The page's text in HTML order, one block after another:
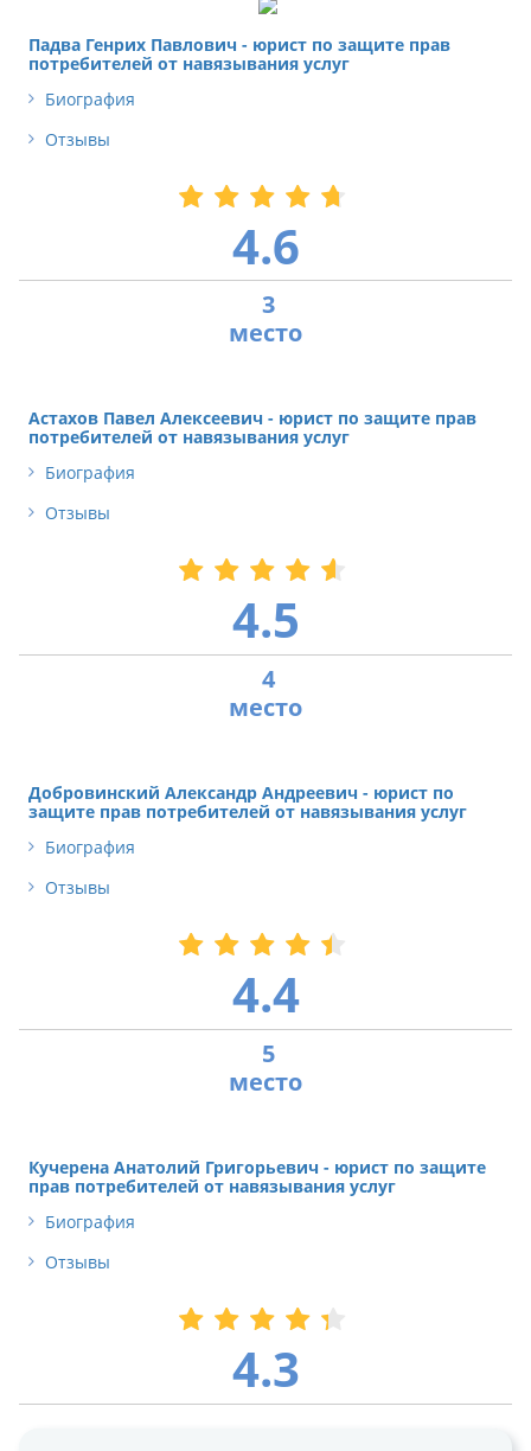
Падва Генрих Павлович - юрист по защите прав
потребителей от навязывания услуг
Биография
Отзывы
4.6
3
Астахов Павел Алексеевич - юрист по защите прав
потребителей от навязывания услуг
Биография
Отзывы
4.5
4
Добровинский Александр Андреевич - юрист по
защите прав потребителей от навязывания услуг
Биография
Отзывы
4.4
5
Кучерена Анатолий Григорьевич - юрист по защите
прав потребителей от навязывания услуг
Биография
Отзывы
4.3